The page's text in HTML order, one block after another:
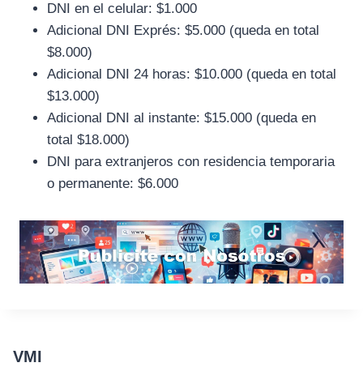
DNI en el celular: $1.000
Adicional DNI Exprés: $5.000 (queda en total
$8.000)
Adicional DNI 24 horas: $10.000 (queda en total
$13.000)
Adicional DNI al instante: $15.000 (queda en
total $18.000)
DNI para extranjeros con residencia temporaria
o permanente: $6.000
VMI